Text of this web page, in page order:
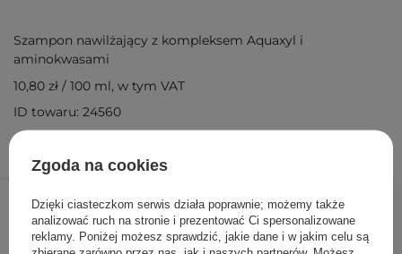
DODAJ DO KOSZYKA
Szampon nawilżający z kompleksem Aquaxyl i
aminokwasami
10,80 zł / 100 ml, w tym VAT
ID towaru: 24560
Zgoda na cookies
Dzięki ciasteczkom serwis działa poprawnie; możemy także
analizować ruch na stronie i prezentować Ci spersonalizowane
reklamy. Poniżej możesz sprawdzić, jakie dane i w jakim celu są